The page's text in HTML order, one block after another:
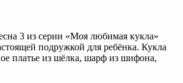
3 из серии «Моя любимая кукла»
подружкой для ребёнка. Кукла
платье из шёлка, шарф из шифона,